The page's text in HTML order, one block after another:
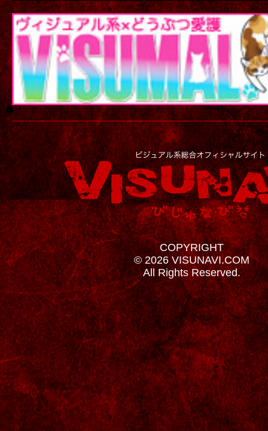
COPYRIGHT
© 2026 VISUNAVI.COM
All Rights Reserved.